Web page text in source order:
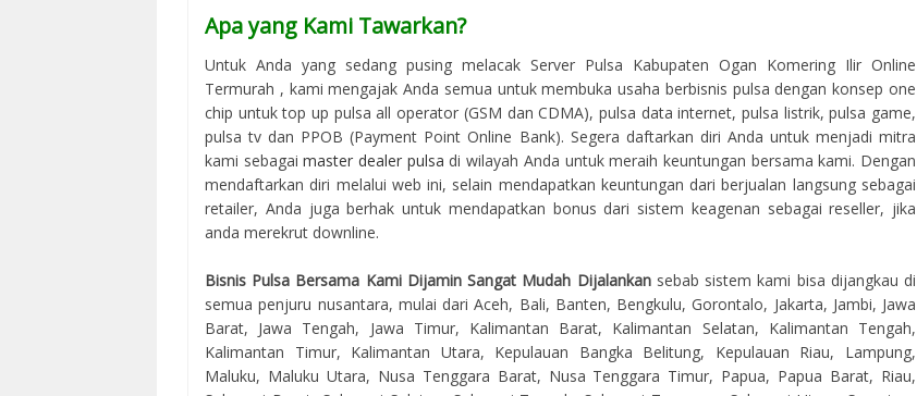
Apa yang Kami Tawarkan?
Untuk Anda yang sedang pusing melacak Server Pulsa Kabupaten Ogan Komering Ilir Online
Termurah , kami mengajak Anda semua untuk membuka usaha berbisnis pulsa dengan konsep one
chip untuk top up pulsa all operator (GSM dan CDMA), pulsa data internet, pulsa listrik, pulsa game,
pulsa tv dan PPOB (Payment Point Online Bank). Segera daftarkan diri Anda untuk menjadi mitra
kami sebagaimaster dealer pulsa di wilayah Anda untuk meraih keuntungan bersama kami. Dengan
mendaftarkan diri melalui web ini, selain mendapatkan keuntungan dari berjualan langsung sebagai
retailer, Anda juga berhak untuk mendapatkan bonus dari sistem keagenan sebagai reseller, jika
anda merekrut downline.
Bisnis Pulsa Bersama Kami Dijamin Sangat Mudah Dijalankansebab sistem kami bisa dijangkau di
semua penjuru nusantara, mulai dari Aceh, Bali, Banten, Bengkulu, Gorontalo, Jakarta, Jambi, Jawa
Barat, Jawa Tengah, Jawa Timur, Kalimantan Barat, Kalimantan Selatan, Kalimantan Tengah,
Kalimantan Timur, Kalimantan Utara, Kepulauan Bangka Belitung, Kepulauan Riau, Lampung,
Maluku, Maluku Utara, Nusa Tenggara Barat, Nusa Tenggara Timur, Papua, Papua Barat, Riau,